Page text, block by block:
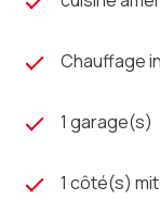
Chauffage
1 garage(s)
1 côté(s)